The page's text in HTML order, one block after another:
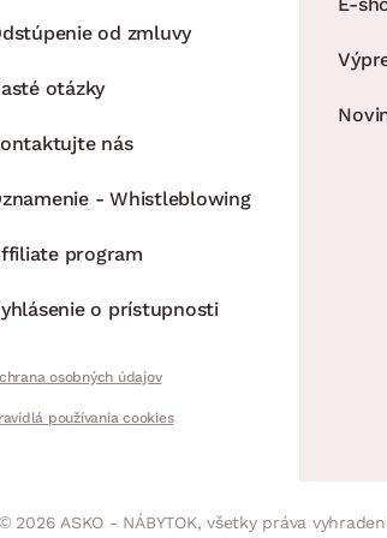
od zmluvy
otázky
nás
- Whistleblowing
program
o prístupnosti
osobných údajov
používania cookies
© 2026 ASKO - NÁBYTOK, všetky práva